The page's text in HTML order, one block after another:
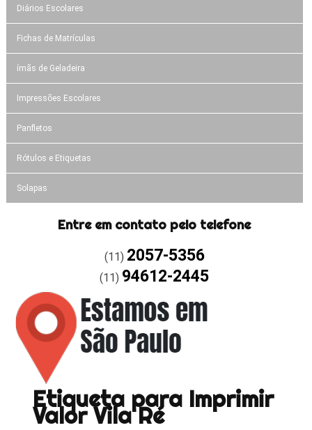
Diários Escolares
Fichas de Matrículas
ímãs de Geladeira
Impressões Escolares
Panfletos
Rótulos e Etiquetas
Solapas
Entre em contato pelo telefone
(11) 2057-5356
(11) 94612-2445
Etiqueta para Imprimir
Valor Vila Ré